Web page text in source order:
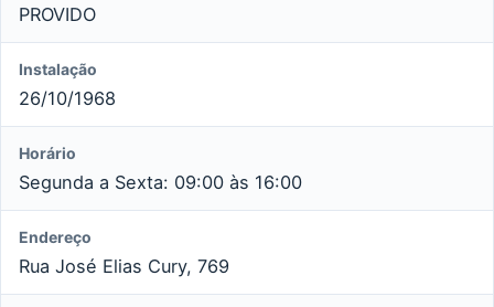
PROVIDO
Instalação
26/10/1968
Horário
Segunda a Sexta: 09:00 às 16:00
Endereço
Rua José Elias Cury, 769